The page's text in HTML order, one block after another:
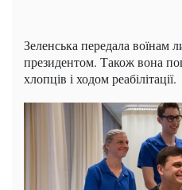
Зеленська передала воїнам
президентом. Також вона
хлопців і ходом реабілітації.